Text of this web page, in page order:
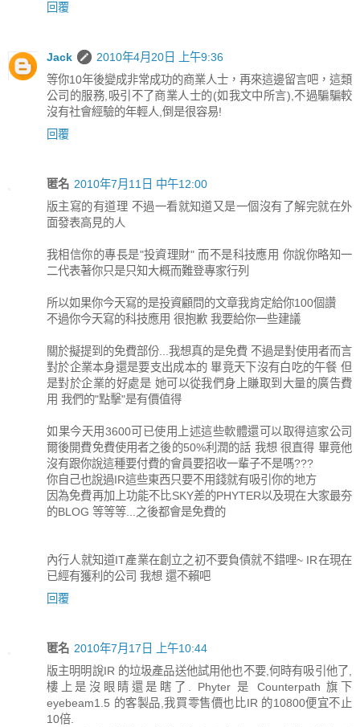
回覆
Jack
2010年4月20日 上午9:36
等你10年後變成非常成功的商業人士，再來這邊留言吧，這類
公司的服務,吸引不了商業人士的(如我文中所言),不過騙騙較
沒有社會經驗的年輕人,倒是很容易!
回覆
匿名 2010年7月11日 中午12:00
版主寫的有道理 不過一看就知道又是一個沒有了解完就在外
面發表高見的人
我相信你的專長是"投資理財" 而不是科技應用 你說你略知一
二代表著你只是只知大概而難登專家行列
所以如果你今天寫的是投資顧問的文章我肯定給你100個讚
不過你今天寫的科技應用 很抱歉 我要給你一些建議
關於擬提到的免費部份...我想真的是免費 不過是對使用者而言
對於企業本身還是要支出成本的 畢竟天下沒有白吃的午餐 但
是對於企業的好處是 她可以從我們身上賺取到大量的廣告費
用 我們的"點擊"是有價值得
如果今天用3600可已使用上述這些軟體還可以取得這家公司
爾後開費免費使用者之後的50%利潤的話 我想 很直得 畢竟他
沒有跟你說這種要付費的會員要招收一輩子不是嗎???
你自己也說過IR這些東西只要不用錢就有吸引你的地方
因為免費再加上功能不比SKY差的PHYTER以及現在大家最夯
的BLOG 等等等...之後都會是免費的
內行人就知道IT產業在創立之初不要負債就不錯哩~ IR在現在
已經有獲利的公司 我想 還不賴吧
回覆
匿名 2010年7月17日 上午10:44
版主明明說IR 的垃圾產品送他試用他也不要,何時有吸引他了,
樓上是沒眼睛還是瞎了. Phyter 是 Counterpath 旗下
eyebeam1.5 的客製品,我買零售價也比IR 的10800便宜不止
10倍.